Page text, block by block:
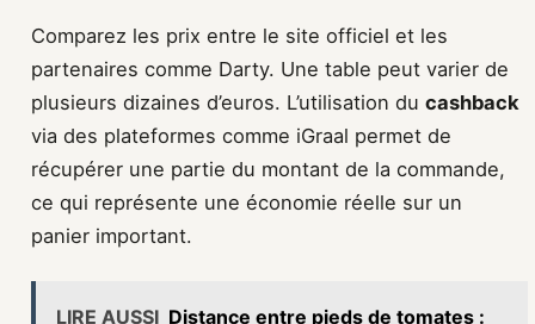
Comparez les prix entre le site officiel et les
partenaires comme Darty. Une table peut varier de
plusieurs dizaines d’euros. L’utilisation du cashback
via des plateformes comme iGraal permet de
récupérer une partie du montant de la commande,
ce qui représente une économie réelle sur un
panier important.
LIRE AUSSI Distance entre pieds de tomates :